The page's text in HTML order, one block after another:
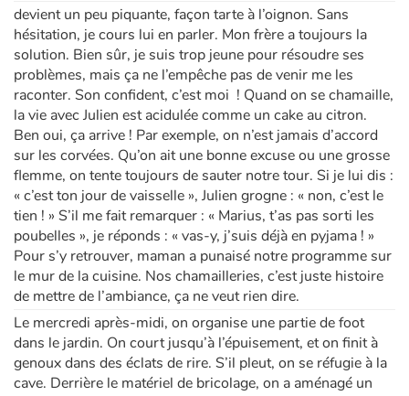
devient un peu piquante, façon tarte à l’oignon. Sans
hésitation, je cours lui en parler. Mon frère a toujours la
solution. Bien sûr, je suis trop jeune pour résoudre ses
problèmes, mais ça ne l’empêche pas de venir me les
raconter. Son confident, c’est moi ! Quand on se chamaille,
la vie avec Julien est acidulée comme un cake au citron.
Ben oui, ça arrive ! Par exemple, on n’est jamais d’accord
sur les corvées. Qu’on ait une bonne excuse ou une grosse
flemme, on tente toujours de sauter notre tour. Si je lui dis :
« c’est ton jour de vaisselle », Julien grogne : « non, c’est le
tien ! » S’il me fait remarquer : « Marius, t’as pas sorti les
poubelles », je réponds : « vas-y, j’suis déjà en pyjama ! »
Pour s’y retrouver, maman a punaisé notre programme sur
le mur de la cuisine. Nos chamailleries, c’est juste histoire
de mettre de l’ambiance, ça ne veut rien dire.
Le mercredi après-midi, on organise une partie de foot
dans le jardin. On court jusqu’à l’épuisement, et on finit à
genoux dans des éclats de rire. S’il pleut, on se réfugie à la
cave. Derrière le matériel de bricolage, on a aménagé un